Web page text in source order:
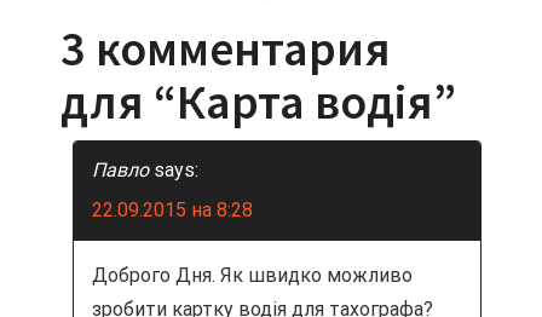
в
и
г
ц
3 комментария
для “Карта водія”
Павло says:
22.09.2015 на 8:28
Доброго Дня. Як швидко можливо
зробити картку водія для тахографа?